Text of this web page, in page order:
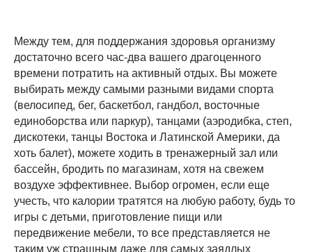
Между тем, для поддержания здоровья организму
достаточно всего час-два вашего драгоценного
времени потратить на активный отдых. Вы можете
выбирать между самыми разными видами спорта
(велосипед, бег, баскетбол, гандбол, восточные
единоборства или паркур), танцами (аэродибка, степ,
дискотеки, танцы Востока и Латинской Америки, да
хоть балет), можете ходить в тренажерный зал или
бассейн, бродить по магазинам, хотя на свежем
воздухе эффективнее. Выбор огромен, если еще
учесть, что калории тратятся на любую работу, будь то
игры с детьми, приготовление пищи или
передвижение мебели, то все представляется не
таким уж страшным даже для самых заядлых